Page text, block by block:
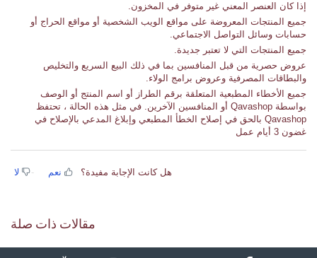
إذا كان العنصر المعني غير متوفر في المخزون.
جميع المنتجات المعروضة على مواقع الويب الشخصية أو مواقع الحراج أو
حسابات وسائل التواصل الاجتماعي.
جميع المنتجات التي لا تعتبر جديدة.
عروض حصرية من قبل المنافسين بما في ذلك البيع السريع والتخليص
والبطاقات المصرفية وعروض برامج الولاء.
جميع الأخطاء المطبعية المتعلقة برقم الطراز أو اسم المنتج أو الوصف
بواسطة Qavashop أو المنافسين الآخرين. في مثل هذه الحالة ، تحتفظ
Qavashop بالحق في إصلاح الخطأ المطبعي وإبلاغ المدعي بالإصلاح في
غضون 3 أيام عمل
هل كانت الإجابة مفيدة؟ نعم لا
مقالات ذات صلة